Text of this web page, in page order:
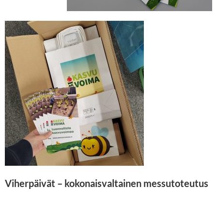
Viherpäivät – kokonaisvaltainen messutoteutus